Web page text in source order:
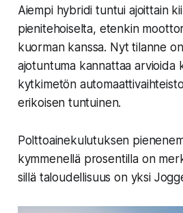
Aiempi hybridi tuntui ajoittain
pienitehoiselta, etenkin
kuorman kanssa. Nyt tilanne
ajotuntuma kannattaa arvioida
kytkimetön
erikoisen tuntuinen.
Polttoainekulutuksen
kymmenellä prosentilla on
sillä taloudellisuus on yksi